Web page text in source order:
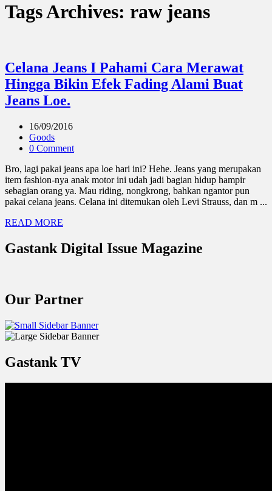
Tags Archives: raw jeans
Celana Jeans I Pahami Cara Merawat
Hingga Bikin Efek Fading Alami Buat
Jeans Loe.
16/09/2016
Goods
0 Comment
Bro, lagi pakai jeans apa loe hari ini? Hehe. Jeans yang merupakan
item fashion-nya anak motor ini udah jadi bagian hidup hampir
sebagian orang ya. Mau riding, nongkrong, bahkan ngantor pun
pakai celana jeans. Celana ini ditemukan oleh Levi Strauss, dan m ...
READ MORE
Gastank Digital Issue Magazine
Our Partner
Gastank TV